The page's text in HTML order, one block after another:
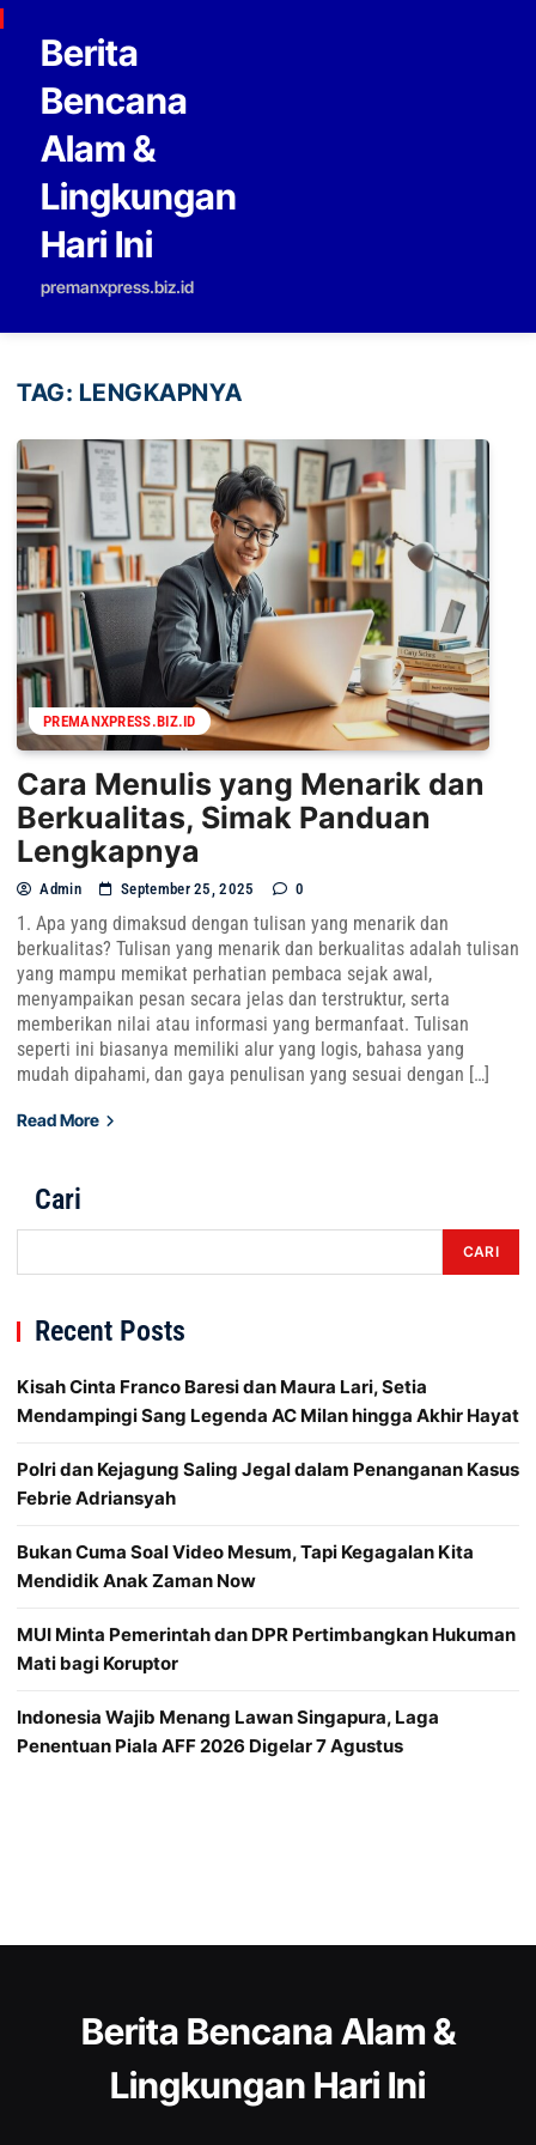
Skip to content
Berita
Bencana
Alam &
Lingkungan
Hari Ini
premanxpress.biz.id
TAG: LENGKAPNYA
PREMANXPRESS.BIZ.ID
Cara Menulis yang Menarik dan
Berkualitas, Simak Panduan
Lengkapnya
Admin September 25, 2025 0
1. Apa yang dimaksud dengan tulisan yang menarik dan
berkualitas? Tulisan yang menarik dan berkualitas adalah tulisan
yang mampu memikat perhatian pembaca sejak awal,
menyampaikan pesan secara jelas dan terstruktur, serta
memberikan nilai atau informasi yang bermanfaat. Tulisan
seperti ini biasanya memiliki alur yang logis, bahasa yang
mudah dipahami, dan gaya penulisan yang sesuai dengan […]
Read More
Cari
CARI
Recent Posts
Kisah Cinta Franco Baresi dan Maura Lari, Setia
Mendampingi Sang Legenda AC Milan hingga Akhir Hayat
Polri dan Kejagung Saling Jegal dalam Penanganan Kasus
Febrie Adriansyah
Bukan Cuma Soal Video Mesum, Tapi Kegagalan Kita
Mendidik Anak Zaman Now
MUI Minta Pemerintah dan DPR Pertimbangkan Hukuman
Mati bagi Koruptor
Indonesia Wajib Menang Lawan Singapura, Laga
Penentuan Piala AFF 2026 Digelar 7 Agustus
Berita Bencana Alam &
Lingkungan Hari Ini